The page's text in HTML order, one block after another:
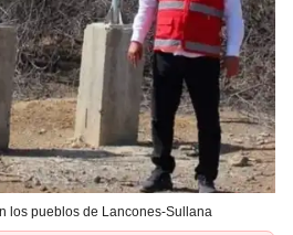
los pueblos de Lancones-Sullana